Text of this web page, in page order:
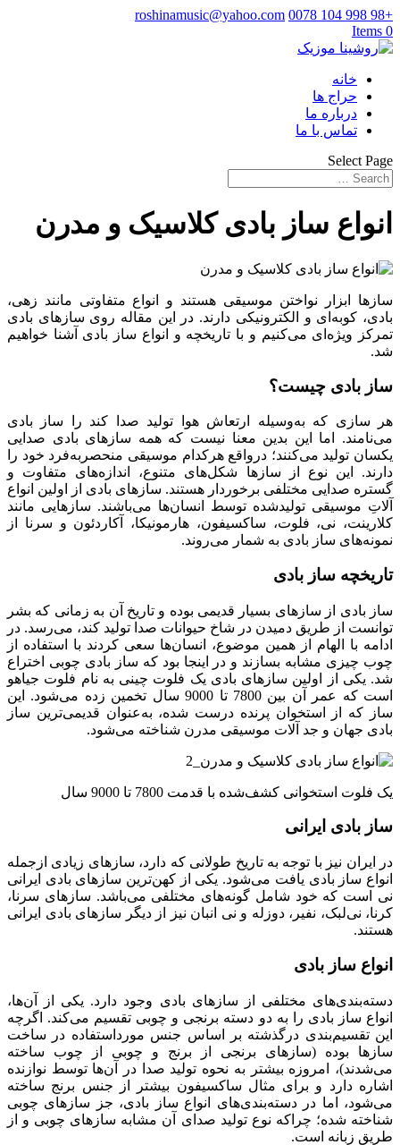
+98 998 104 0078
roshinamusic@yahoo.com
0 Items
خانه
حراج ها
درباره ما
تماس با ما
Select Page
انواع ساز بادی کلاسیک و مدرن
سازها ابزار نواختن موسیقی هستند و انواع متفاوتی مانند زهی،
بادی، کوبه‌ای و الکترونیکی دارند. در این مقاله روی سازهای بادی
تمرکز ویژه‌ای می‌کنیم و با تاریخچه و انواع ساز بادی آشنا خواهیم
شد.
ساز بادی چیست؟
هر سازی که به‌وسیله ارتعاش هوا تولید صدا کند را ساز بادی
می‌نامند. اما این بدین معنا نیست که همه سازهای بادی صدایی
یکسان تولید می‌کنند؛ درواقع هرکدام موسیقی منحصربه‌فرد خود را
دارند. این نوع از سازها شکل‌های متنوع، اندازه‌های متفاوت و
گستره صدایی مختلفی برخوردار هستند. سازهای بادی از اولین انواع
آلاتِ موسیقی تولیدشده توسط انسان‌ها می‌باشند. سازهایی مانند
کلارینت، نی، فلوت، ساکسیفون، هارمونیکا، آکاردئون و سرنا از
نمونه‌های ساز بادی به شمار می‌روند.
تاریخچه ساز بادی
ساز بادی از سازهای بسیار قدیمی بوده و تاریخ آن به زمانی که بشر
توانست از طریق دمیدن در شاخ حیوانات صدا تولید کند، می‌رسد. در
ادامه با الهام از همین موضوع، انسان‌ها سعی کردند با استفاده از
چوب‌ چیزی مشابه بسازند و در اینجا بود که ساز بادی چوبی اختراع
شد. یکی از اولین سازهای بادی یک فلوت چینی به نام فلوت جیاهو
است که عمر آن بین 7800 تا 9000 سال تخمین زده می‌شود. این
ساز که از استخوان پرنده درست شده، به‌عنوان قدیمی‌ترین ساز
بادی جهان و جد آلات موسیقی مدرن شناخته می‌شود.
یک فلوت استخوانی کشف‌شده با قدمت 7800 تا 9000 سال
ساز بادی ایرانی
در ایران نیز با توجه به تاریخ طولانی که دارد، سازهای زیادی ازجمله
انواع ساز بادی یافت می‌شود. یکی از کهن‌ترین سازهای بادی ایرانی
نی است که خود شامل گونه‌های مختلفی می‌باشد. سازهای سرنا،
کرنا، نی‌لبک،‌ نفیر، دوزله و نی انبان نیز از دیگر سازهای بادی ایرانی
هستند.
انواع ساز بادی
دسته‌بندی‌های مختلفی از سازهای بادی وجود دارد. یکی از آن‌ها،
انواع ساز بادی را به دو دسته برنجی و چوبی تقسیم می‌کند. اگرچه
این تقسیم‌بندی درگذشته بر اساس جنس مورداستفاده در ساخت
سازها بوده (سازهای برنجی از برنج و چوبی از چوب ساخته
می‌شدند)، امروزه بیشتر به نحوه تولید صدا در آن‌ها توسط نوازنده
اشاره دارد و برای مثال ساکسیفون بیشتر از جنس برنج ساخته
می‌شود، اما در دسته‌بندی‌های انواع ساز بادی، جز سازهای چوبی
شناخته شده؛ چراکه نوع تولید صدای آن مشابه سازهای چوبی و از
طریق زبانه است.